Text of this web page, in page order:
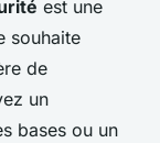
est une
souhaite
de
un
bases ou un